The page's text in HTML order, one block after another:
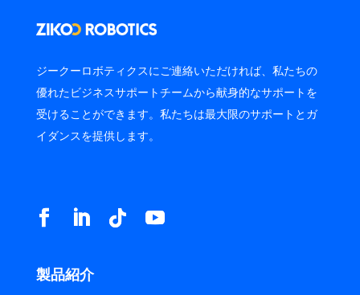
ジークーロボティクスにご連絡いただければ、私たちの
優れたビジネスサポートチームから献身的なサポートを
受けることができます。私たちは最大限のサポートとガ
イダンスを提供します。
製品紹介